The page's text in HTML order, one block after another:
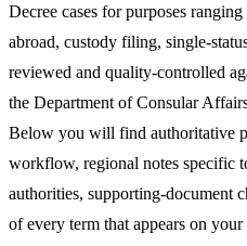
Decree cases for purposes
abroad, custody filing, single-
reviewed and quality-controlled
the Department of Consular
Below you will find authoritative
workflow, regional notes specific
authorities, supporting-document
of every term that appears on